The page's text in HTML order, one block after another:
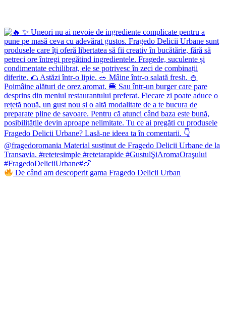
De când am descoperit gama Fragedo Delicii Urban